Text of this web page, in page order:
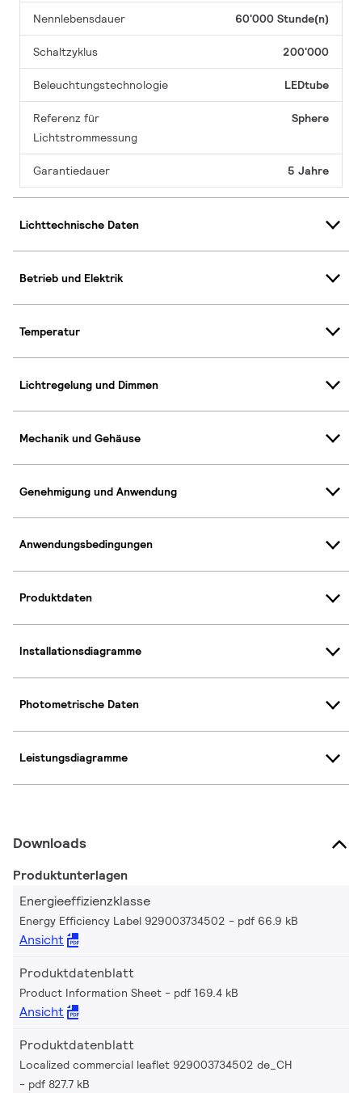
Nennlebensdauer 60'000 Stunde(n)
Schaltzyklus 200'000
Beleuchtungstechnologie LEDtube
Referenz für
Lichtstrommessung
Sphere
Garantiedauer 5 Jahre
Lichttechnische Daten
Betrieb und Elektrik
Temperatur
Lichtregelung und Dimmen
Mechanik und Gehäuse
Genehmigung und Anwendung
Anwendungsbedingungen
Produktdaten
Installationsdiagramme
Photometrische Daten
Leistungsdiagramme
Downloads
Produktunterlagen
Energieeffizienzklasse
Energy Efficiency Label 929003734502 pdf 66.9 kB
Ansicht
Produktdatenblatt
Product Information Sheet pdf 169.4 kB
Ansicht
Produktdatenblatt
Localized commercial leaflet 929003734502 de_CH
pdf 827.7 kB